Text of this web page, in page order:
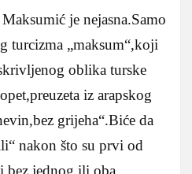
je nejasna.Samo
turcizma „maksum“,koji
oblika turske
iz arapskog
grijeha“.Biće da
nakon što su prvi od
bez jednog ili oba